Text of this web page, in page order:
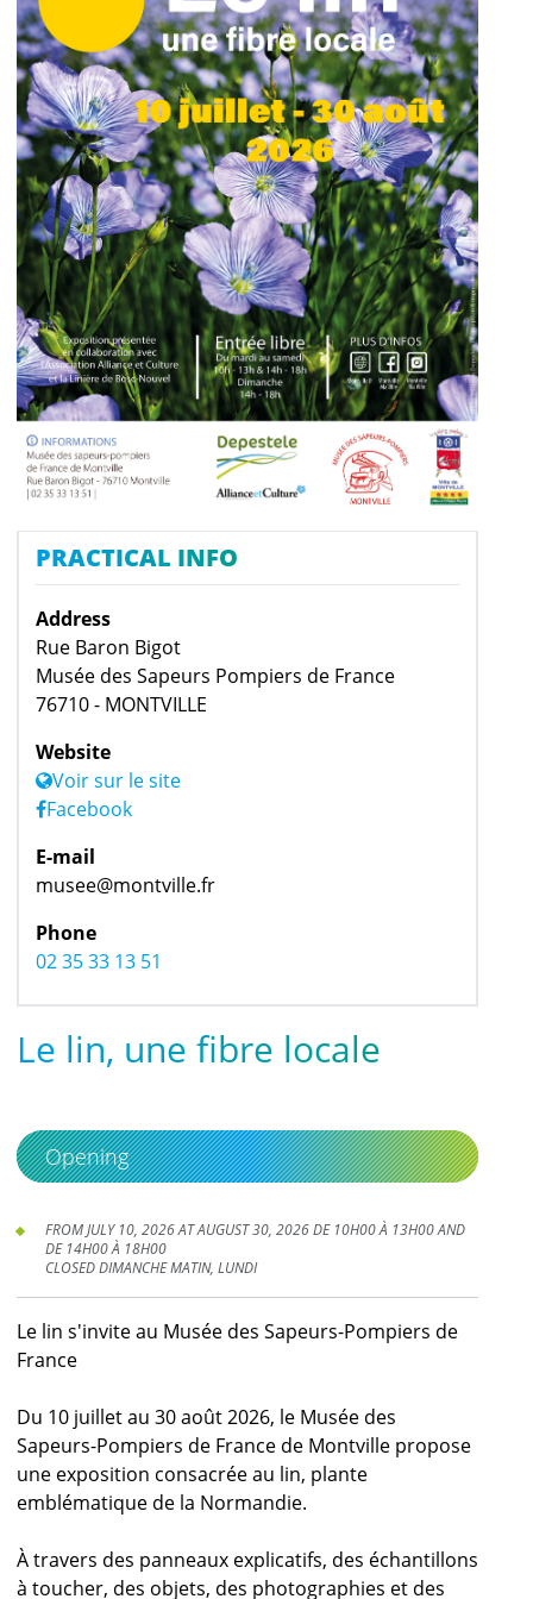
Le lin, une fibre locale
Opening
FROM JULY 10, 2026 AT AUGUST 30, 2026 DE 10H00 À 13H00 AND
DE 14H00 À 18H00
CLOSED DIMANCHE MATIN, LUNDI
Le lin s'invite au Musée des Sapeurs-Pompiers de
France
Du 10 juillet au 30 août 2026, le Musée des
Sapeurs-Pompiers de France de Montville propose
une exposition consacrée au lin, plante
emblématique de la Normandie.
À travers des panneaux explicatifs, des échantillons
à toucher, des objets, des photographies et des
PRACTICAL INFO
Address
Rue Baron Bigot
Musée des Sapeurs Pompiers de France
76710 - MONTVILLE
Website
Voir sur le site
Facebook
E-mail
musee@montville.fr
Phone
02 35 33 13 51